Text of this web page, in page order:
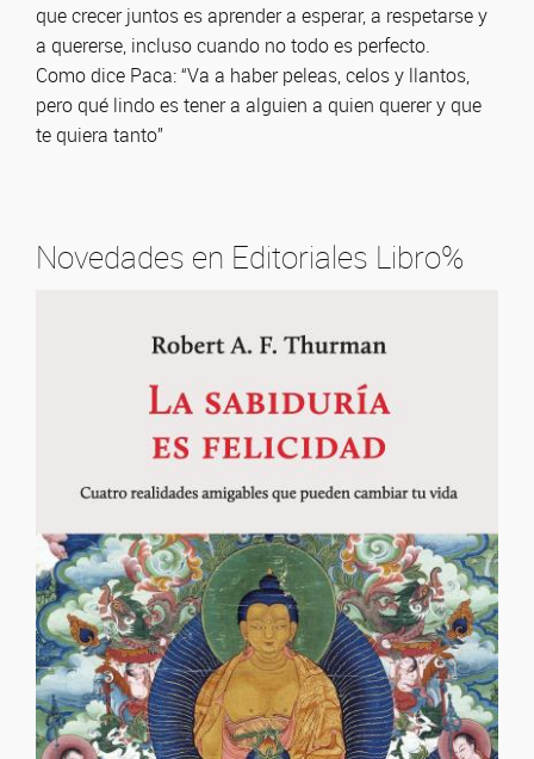
que crecer juntos es aprender a esperar, a respetarse y
a quererse, incluso cuando no todo es perfecto.
Como dice Paca: “Va a haber peleas, celos y llantos,
pero qué lindo es tener a alguien a quien querer y que
te quiera tanto”
Novedades en Editoriales Libro%